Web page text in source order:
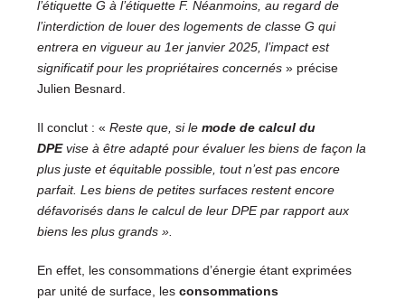
l’étiquette G à l’étiquette F. Néanmoins, au regard de
l’interdiction de louer des logements de classe G qui
entrera en vigueur au 1er janvier 2025, l’impact est
significatif pour les propriétaires concernés» précise
Julien Besnard.
Il conclut : « Reste que, si le mode de calcul du
DPEvise à être adapté pour évaluer les biens de façon la
plus juste et équitable possible, tout n’est pas encore
parfait. Les biens de petites surfaces restent encore
défavorisés dans le calcul de leur DPE par rapport aux
biens les plus grands ».
En effet, les consommations d’énergie étant exprimées
par unité de surface, les consommations